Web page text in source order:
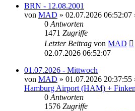
BRN - 12.08.2001
von MAD » 02.07.2026 06:52:07
0 Antworten
1471 Zugriffe
Letzter Beitrag von MAD
02.07.2026 06:52:07
01.07.2026 - Mittwoch
von MAD » 01.07.2026 20:37:55
Hamburg Airport (HAM) +
0 Antworten
1576 Zugriffe